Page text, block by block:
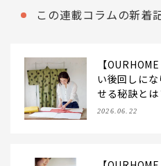
この連載コラムの新着
【
い後回しに
せる秘訣とは
2026.06.22